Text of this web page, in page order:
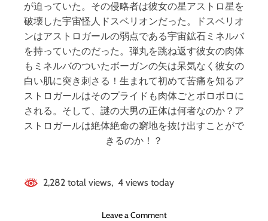
が迫っていた。その侵略者は彼女の星アストロ星を
破壊した宇宙怪人ドスベリオンだった。ドスベリオ
ンはアストロガールの弱点である宇宙鉱石ミネルバ
を持っていたのだった。弾丸を跳ね返す彼女の肉体
もミネルバのついたボーガンの矢は呆気なく彼女の
白い肌に突き刺さる！生まれて初めて苦痛を知るア
ストロガールはそのプライドも肉体ごとボロボロに
される。そして、謎の大男の正体は何者なのか？ア
ストロガールは絶体絶命の窮地を抜け出すことがで
きるのか！？
2,282 total views, 4 views today
Leave a Commento